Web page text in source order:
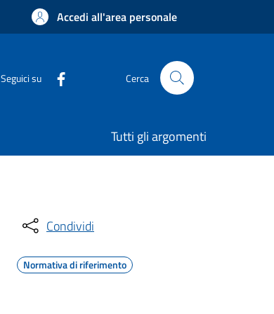
Accedi all'area personale
Seguici su Cerca
Tutti gli argomenti
Condividi
Normativa di riferimento